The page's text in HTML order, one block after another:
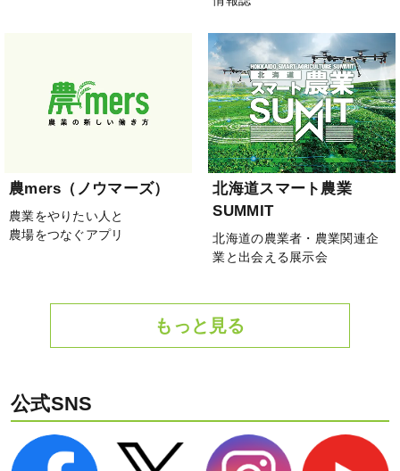
農mers（ノウマーズ）
農業をやりたい人と
農場をつなぐアプリ
北海道スマート農業
SUMMIT
北海道の農業者・農業関連企
業と出会える展示会
もっと見る
公式SNS